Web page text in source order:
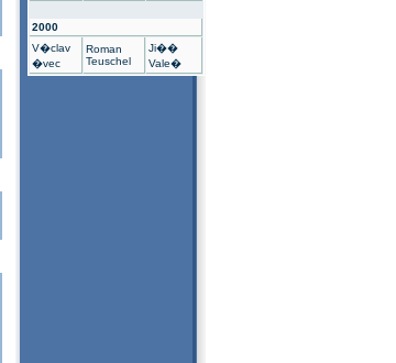
2000
V�clav
�vec
Roman
Teuschel
Ji��
Vale�